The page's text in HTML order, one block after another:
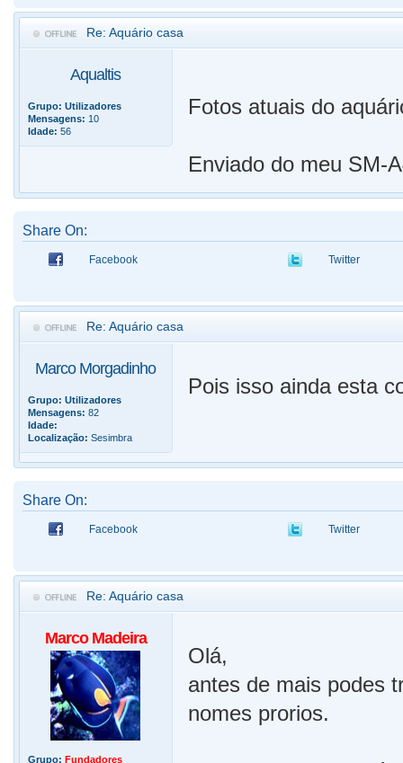
Re: Aquário casa
Aqualtis
Grupo: Utilizadores
Mensagens: 10
Idade: 56
Fotos atuais do
Enviado do meu SM-
Share On:
Facebook Twitter
Re: Aquário casa
Marco Morgadinho
Grupo: Utilizadores
Mensagens: 82
Idade:
Localização: Sesimbra
Pois isso ainda esta
Share On:
Facebook Twitter
Re: Aquário casa
Marco Madeira
Grupo: Fundadores
Olá,
antes de mais podes
nomes prorios.